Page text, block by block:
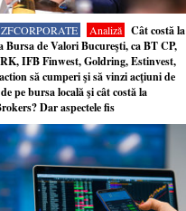
Analiză
Cât costă la
Bursa de Valori Bucureşti, ca BT CP,
IFB Finwest, Goldring, Estinvest,
să cumperi şi să vinzi acţiuni de
pe bursa locală şi cât costă la
Dar aspectele fis